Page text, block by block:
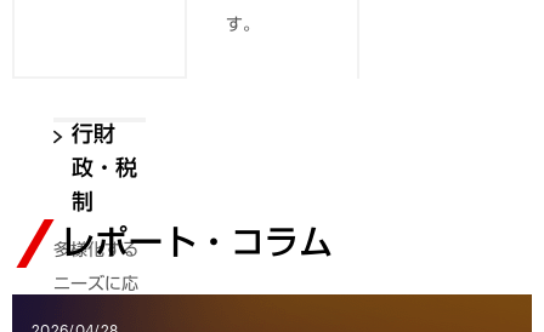
行財
政・税
制
多様化する
ニーズに応
す。
レポート・コラム